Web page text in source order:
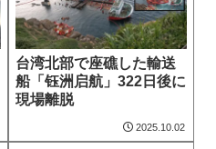
台湾北部で座礁した輸送
船「钰洲启航」322日後に
現場離脱
2025.10.02